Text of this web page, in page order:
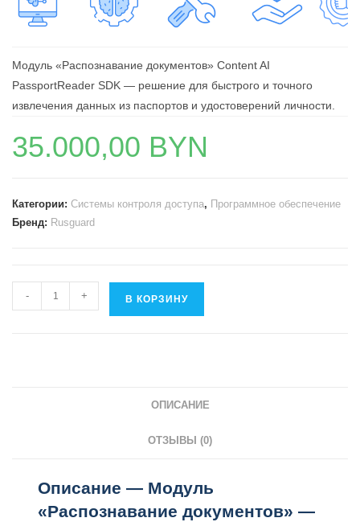
Модуль «Распознавание документов» Content AI
PassportReader SDK — решение для быстрого и точного
извлечения данных из паспортов и удостоверений личности.
35.000,00 BYN
Категории: Системы контроля доступа, Программное обеспечение
Бренд: Rusguard
Количество
товара
- + В КОРЗИНУ
ОПИСАНИЕ
ОТЗЫВЫ (0)
Описание — Модуль
«Распознавание документов» —